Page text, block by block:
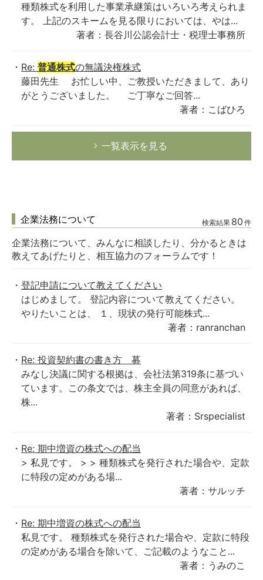
種類株式を利用した事業承継策はいろいろ考えられま
す。 上記のスキームを見る限りにおいては、やは...
著者：長谷川公認会計士・税理士事務所
Re: 普通株式の無議決権株式
藤田先生 お忙しい中、ご教授いただきまして、あり
がとうございました。 ご丁寧なご回答...
著者：こばひろ
一覧表示を見る
企業法務について 検索結果 80 件
企業法務について、みんなに相談したり、分かるときは
教えてあげたりと、相互協力のフォーラムです！
登記申請について教えてください
はじめまして。 登記内容について教えてください。
やりたいことは、 １、現状の発行可能株式...
著者：ranranchan
Re: 投資契約書の書き方 募
みなし決議に関する根拠は、会社法第319条に基づい
ています。この条文では、株主全員の同意があれば、
株...
著者：Srspecialist
Re: 期中増資の株式への配当
> 私見です。 > > 種類株式を発行された場合や、定款
に特段の定めがある場...
著者：サルッチ
Re: 期中増資の株式への配当
私見です。 種類株式を発行された場合や、定款に特段
の定めがある場合を除いて、ご記載のようなこと...
著者：うみのこ